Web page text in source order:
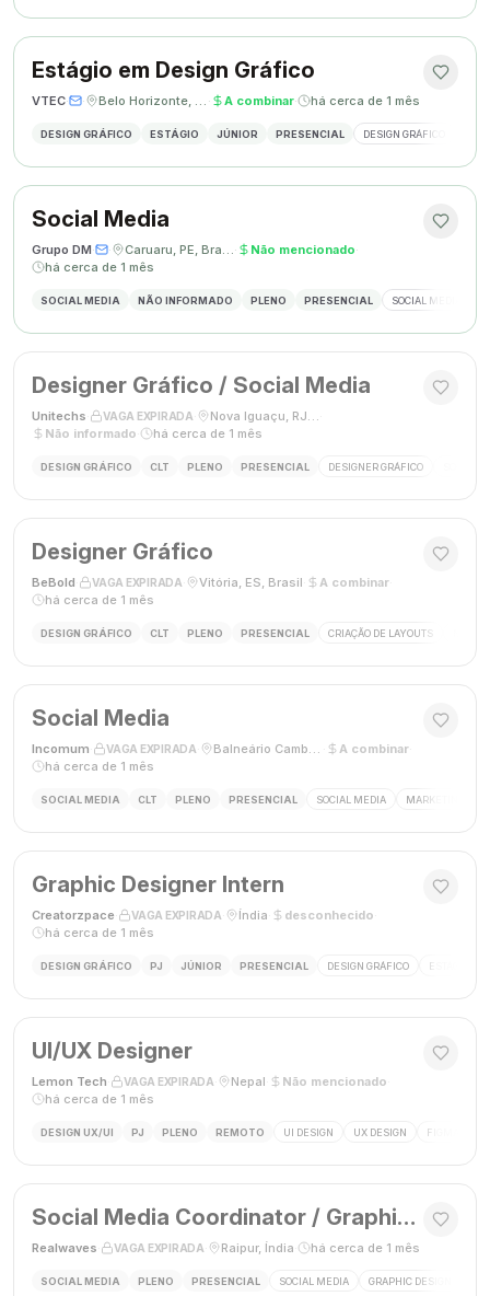
Estágio em Design Gráfico
VTEC· · Belo Horizonte, MG · A combinar· há cerca de 1 mês
DESIGN GRÁFICO ESTÁGIO JÚNIOR PRESENCIAL DESIGN GRÁFICO
Social Media
Grupo DM· · Caruaru, PE, Brasil· Não mencionado·
há cerca de 1 mês
SOCIAL MEDIA NÃO INFORMADO PLENO PRESENCIAL SOCIAL MEDIA
Designer Gráfico / Social Media
Unitechs VAGA EXPIRADA Nova Iguaçu, RJ, Brasil
Não informado
há cerca de 1 mês
DESIGN GRÁFICO CLT PLENO PRESENCIAL DESIGNER GRÁFICO
Designer Gráfico
BeBold VAGA EXPIRADA Vitória, ES, Brasil A combinar·
há cerca de 1 mês
DESIGN GRÁFICO CLT PLENO PRESENCIAL CRIAÇÃO DE LAYOUTS
Social Media
Incomum VAGA EXPIRADA Balneário Camboriú, SC A combinar·
há cerca de 1 mês
SOCIAL MEDIA CLT PLENO PRESENCIAL SOCIAL MEDIA MARKETING
Graphic Designer Intern
Creatorzpace VAGA EXPIRADA Índia desconhecido
há cerca de 1 mês
DESIGN GRÁFICO PJ JÚNIOR PRESENCIAL DESIGN GRÁFICO ESTÁGIO
UI/UX Designer
Lemon Tech VAGA EXPIRADA Nepal Não mencionado
há cerca de 1 mês
DESIGN UX/UI PJ PLENO REMOTO UI DESIGN UX DESIGN FIGMA
Social Media Coordinator / Graphic Designer
Realwaves VAGA EXPIRADA Raipur, Índia há cerca de 1 mês
SOCIAL MEDIA PLENO PRESENCIAL SOCIAL MEDIA GRAPHIC DESIGN